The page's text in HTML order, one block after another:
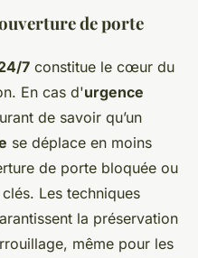
de porte
7 constitue le cœur du
En cas d'urgence
de savoir qu’un
se déplace en moins
de porte bloquée ou
Les techniques
la préservation
même pour les